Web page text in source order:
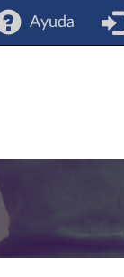
Ayuda